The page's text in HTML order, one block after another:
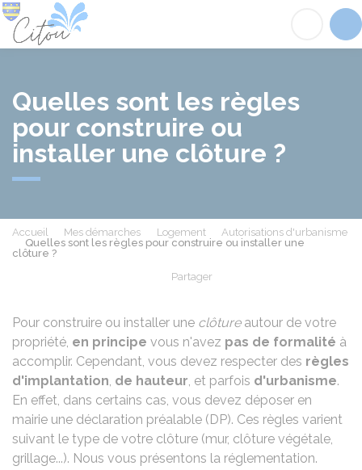
Quelles sont les règles
pour construire ou
installer une clôture ?
Accueil Mes démarches Logement
Autorisations d'urbanisme
Quelles sont les règles pour construire ou installer une
clôture ?
Partager
Pour construire ou installer une clôtureautour de votre
propriété, en principe vous n'avez pas de formalité à
accomplir. Cependant, vous devez respecter des règles
d'implantation, de hauteur, et parfois d'urbanisme.
En effet, dans certains cas, vous devez déposer en
mairie une déclaration préalable (DP). Ces règles varient
suivant le type de votre clôture (mur, clôture végétale,
grillage...). Nous vous présentons la réglementation.